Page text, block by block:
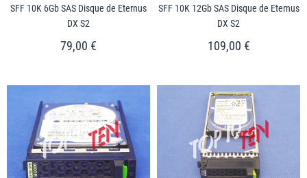
SFF 10K 6Gb SAS Disque de Eternus
DX S2
79,00 €
SFF 10K 12Gb SAS Disque de Eternus
DX S2
109,00 €